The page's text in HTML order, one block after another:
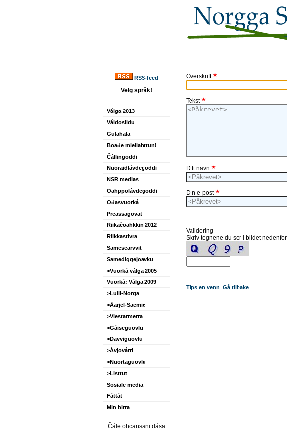
RSS-feed
Velg språk!
Válga 2013
Váldosiidu
Gulahala
Boađe miellahttun!
Čállingoddi
Nuoraidlávdegoddi
NSR medias
Oahppolávdegoddi
Ođasvuorká
Preassagovat
Riikačoahkkin 2012
Riikkastivra
Samesearvvit
Samediggejoavku
>Vuorká válga 2005
Vuorká: Válga 2009
>Lulli-Norga
>Åarjel-Saemie
>Viestarmerra
>Gáiseguovlu
>Davviguovlu
>Ávjovárri
>Nuortaguovlu
>Listtut
Sosiale media
Fáttát
Min birra
Čále ohcansáni dása
Overskrift
Tekst
Ditt navn
Din e-post
Validering
Skriv tegnene du ser i bildet nedenfor
Tips en venn Gå tilbake